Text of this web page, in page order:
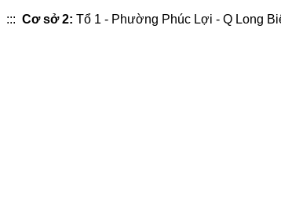
::: Cơ sở 2: Tổ 1 - Phường Phúc Lợi - Q Long